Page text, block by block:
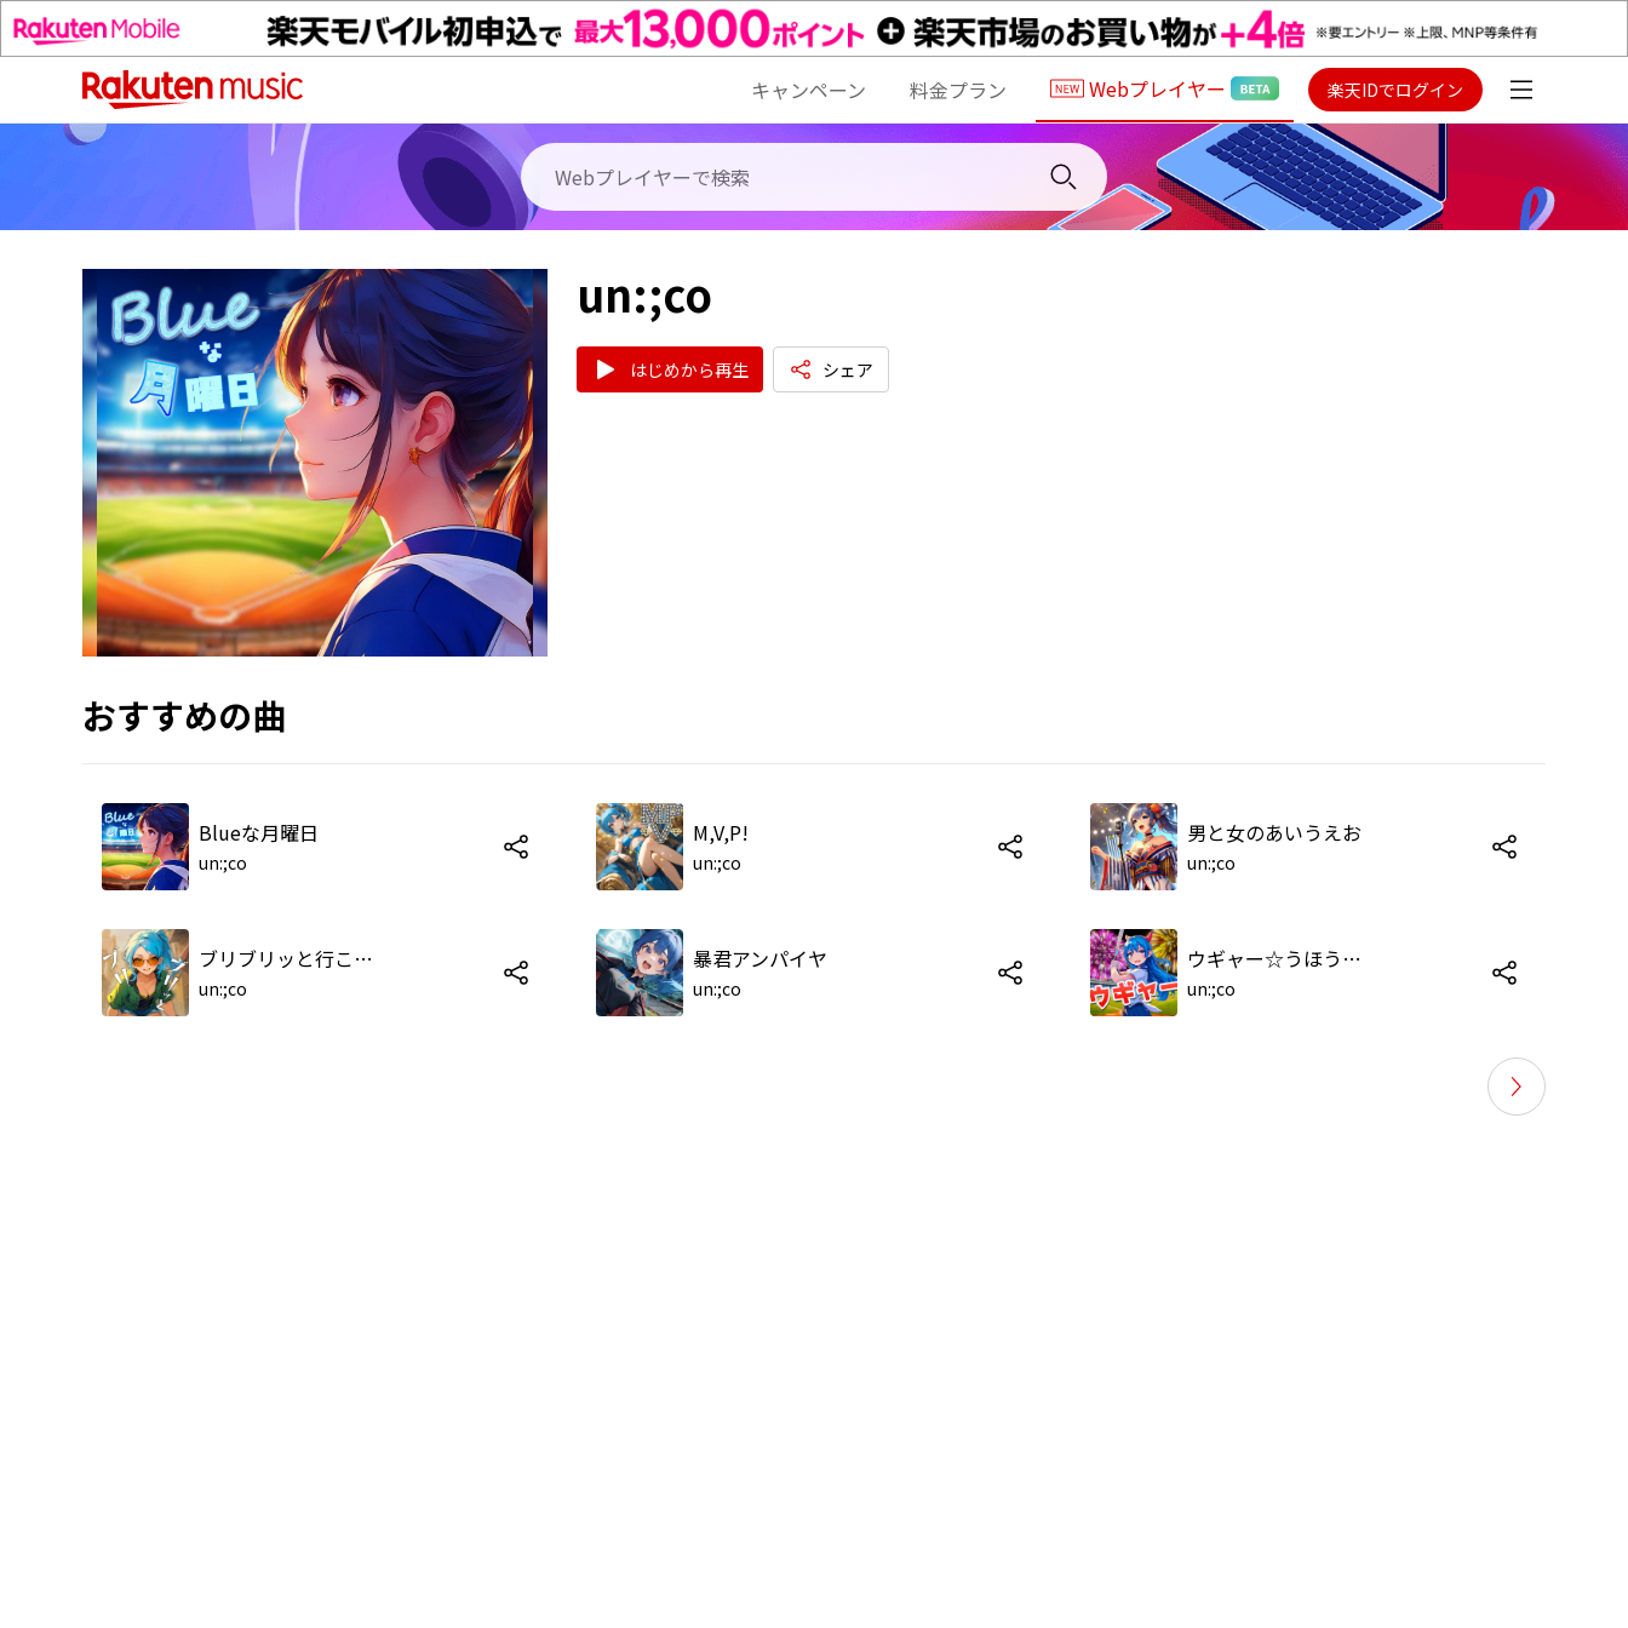
キャンペーン 料金プラン Webプレイヤー 楽天IDでログイン
un:;co
はじめから再生 シェア
おすすめの曲
Blueな月曜日
un:;co
ブリブリッと行こか!
un:;co
M,V,P!
un:;co
暴君アンパイヤ
un:;co
男と女のあいうえお
un:;co
ウギャー☆うほうほ☆ホームラン
un:;co